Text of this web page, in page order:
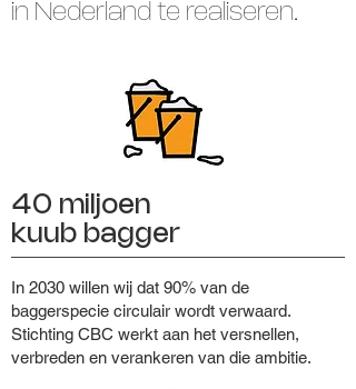
in Nederland te realiseren.
40 miljoen
kuub bagger
In 2030 willen wij dat 90% van de
baggerspecie circulair wordt verwaard.
Stichting CBC werkt aan het versnellen,
verbreden en verankeren van die ambitie.